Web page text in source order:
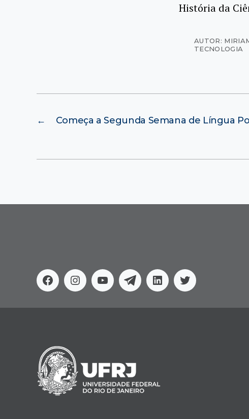
História da
AUTOR:
TECNOLOGIA
← Começa a Segunda Semana de Língua
FacebookInstagram
YoutubeTelegramLinkedinTwitter